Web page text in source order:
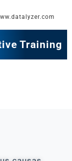
Training